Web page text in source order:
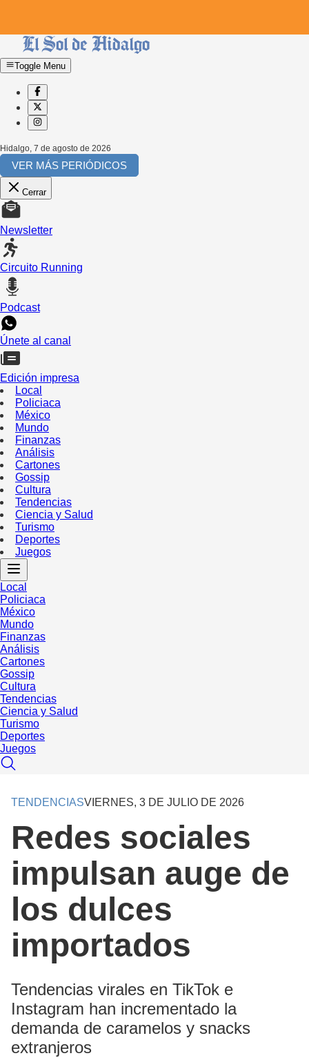
Toggle Menu
Hidalgo, 7 de agosto de 2026
VER MÁS PERIÓDICOS
Cerrar
Newsletter
Circuito Running
Podcast
Únete al canal
Edición impresa
Local
Policiaca
México
Mundo
Finanzas
Análisis
Cartones
Gossip
Cultura
Tendencias
Ciencia y Salud
Turismo
Deportes
Juegos
Local
Policiaca
México
Mundo
Finanzas
Análisis
Cartones
Gossip
Cultura
Tendencias
Ciencia y Salud
Turismo
Deportes
Juegos
TENDENCIASVIERNES, 3 DE JULIO DE 2026
Redes sociales
impulsan auge de
los dulces
importados
Tendencias virales en TikTok e
Instagram han incrementado la
demanda de caramelos y snacks
extranjeros